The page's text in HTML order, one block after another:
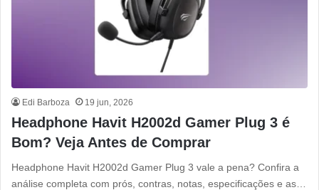
Edi Barboza 19 jun, 2026
Headphone Havit H2002d Gamer Plug 3 é
Bom? Veja Antes de Comprar
Headphone Havit H2002d Gamer Plug 3 vale a pena? Confira a
análise completa com prós, contras, notas, especificações e as…